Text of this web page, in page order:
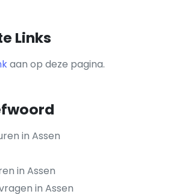
Links
aan op deze pagina.
in Assen
in Assen
in Assen